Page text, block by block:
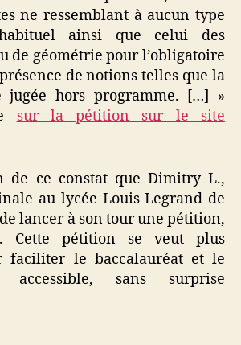
ne ressemblant à aucun type
habituel ainsi que celui des
de géométrie pour l’obligatoire
de notions telles que la
jugée hors programme. […] »
sur la pétition sur le site
de ce constat que Dimitry L.,
au lycée Louis Legrand de
lancer à son tour une pétition,
Cette pétition se veut plus
faciliter le baccalauréat et le
sans surprise